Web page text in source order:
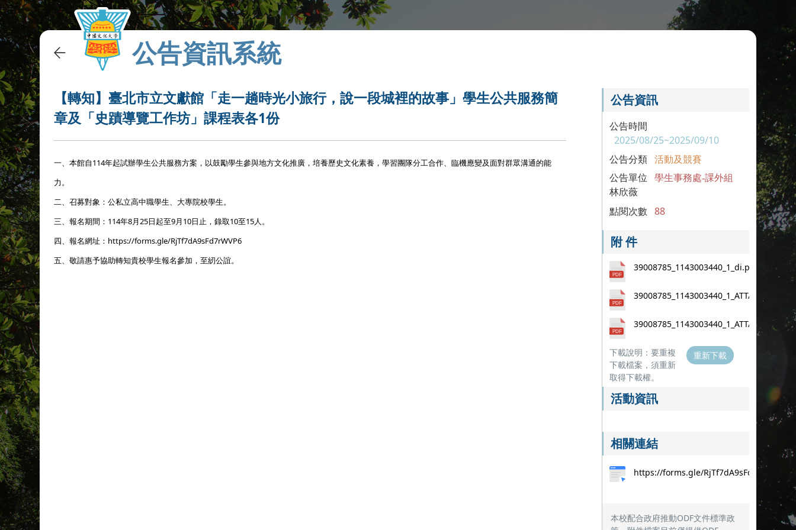
公告資訊系統
【轉知】臺北市立文獻館「走一趟時光小旅行，說一段城裡的故事」學生公共服務簡
章及「史蹟導覽工作坊」課程表各1份
一、本館自114年起試辦學生公共服務方案，以鼓勵學生參與地方文化推廣，培養歷史文化素養，學習團隊分工合作、臨機應變及面對群眾溝通的能
力。
二、召募對象：公私立高中職學生、大專院校學生。
三、報名期間：114年8月25日起至9月10日止，錄取10至15人。
四、報名網址：https://forms.gle/RjTf7dA9sFd7rWVP6
五、敬請惠予協助轉知貴校學生報名參加，至紉公誼。
公告資訊
公告時間
2025/08/25~2025/09/10
公告分類 活動及競賽
公告單位
學生事務處-課外組
林欣薇
點閱次數 88
附 件
39008785_1143003440_1_di.pdf
39008785_1143003440_1_ATTACH1.pdf
39008785_1143003440_1_ATTACH2.pdf
下載說明：要重複
下載檔案，須重新
取得下載權。
重新下載
活動資訊
相關連結
https://forms.gle/RjTf7dA9sFd7rWVP6
本校配合政府推動ODF文件標準政